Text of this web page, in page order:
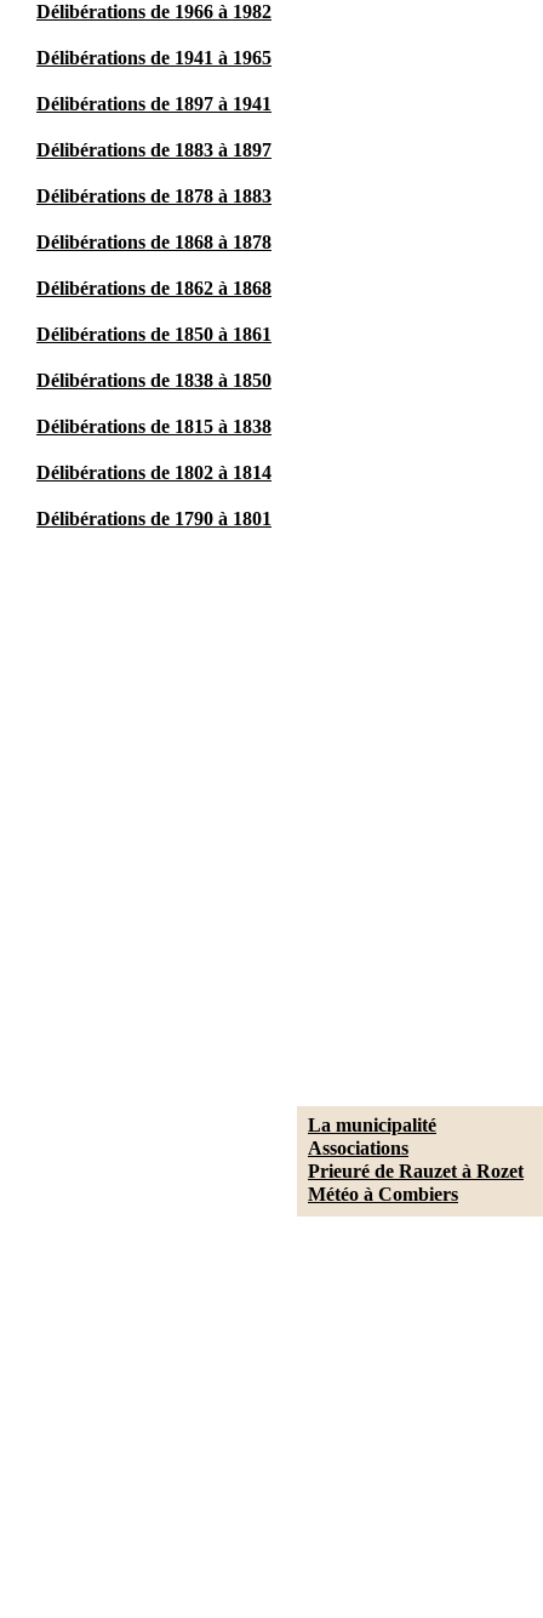
Délibérations de 1966 à 1982
Délibérations de 1941 à 1965
Délibérations de 1897 à 1941
Délibérations de 1883 à 1897
Délibérations de 1878 à 1883
Délibérations de 1868 à 1878
Délibérations de 1862 à 1868
Délibérations de 1850 à 1861
Délibérations de 1838 à 1850
Délibérations de 1815 à 1838
Délibérations de 1802 à 1814
Délibérations de 1790 à 1801
La municipalité
Associations
Prieuré de Rauzet à Rozet
Météo à Combiers